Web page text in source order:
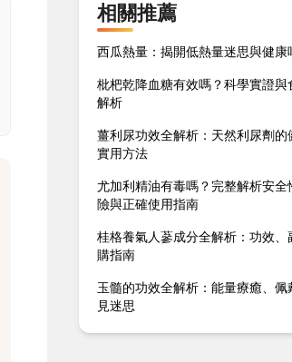
相關推薦
西瓜熱量：揭開低熱量迷思與健康
枇杷乾降血糖有效嗎？科學實證與
解析
薑利尿功效全解析：天然利尿劑的
實用方法
尤加利精油有毒嗎？完整解析安全
險與正確使用指南
桂格養氣人蔘成分全解析：功效、
購指南
玉髓的功效全解析：能量療癒、佩
見迷思